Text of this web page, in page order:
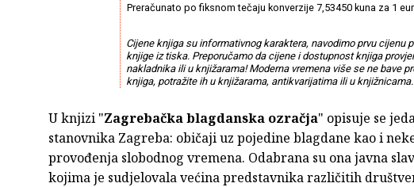
Preračunato po fiksnom tečaju konverzije 7,53450 kuna za 1
Cijene knjiga su informativnog karaktera, navodimo prvu cijenu
knjige iz tiska. Preporučamo da cijene i dostupnost knjiga
nakladnika ili u knjižarama! Moderna vremena više se ne bave
knjiga, potražite ih u knjižarama, antikvarijatima ili u knjižnicama.
U knjizi "Zagrebačka blagdanska ozračja" opisuje se
stanovnika Zagreba: običaji uz pojedine blagdane kao i
provođenja slobodnog vremena. Odabrana su ona javna
kojima je sudjelovala većina predstavnika različitih